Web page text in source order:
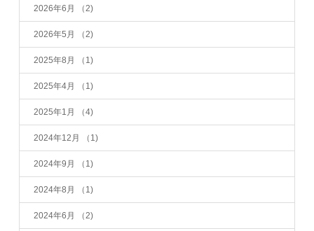
2026年6月 （2)
2026年5月 （2)
2025年8月 （1)
2025年4月 （1)
2025年1月 （4)
2024年12月 （1)
2024年9月 （1)
2024年8月 （1)
2024年6月 （2)